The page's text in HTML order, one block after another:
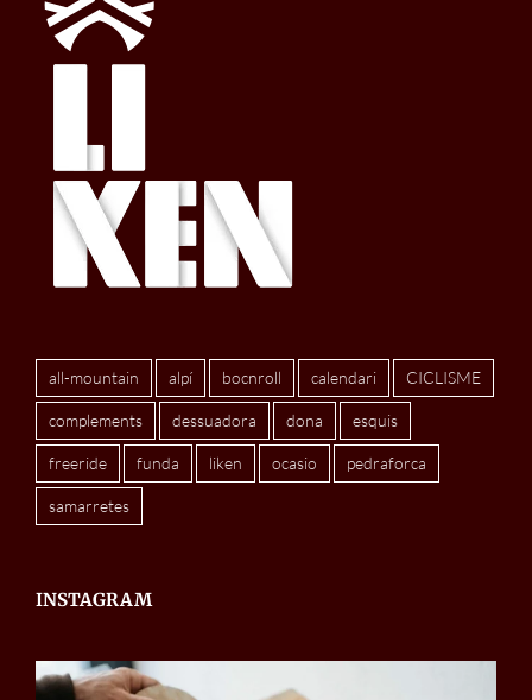
all-mountain alpí bocnroll calendari CICLISME
complements dessuadora dona esquis
freeride funda liken ocasio pedraforca
samarretes
INSTAGRAM